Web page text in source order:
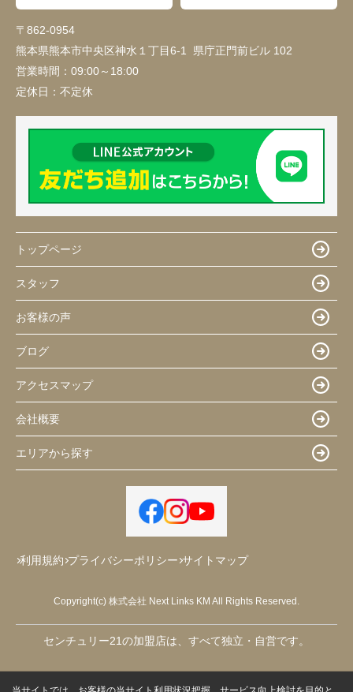
〒862-0954
熊本県熊本市中央区神水１丁目6-1 県庁正門前ビル 102
営業時間： 09:00～18:00
定休日： 不定休
トップページ
スタッフ
お客様の声
ブログ
アクセスマップ
会社概要
エリアから探す
利用規約 プライバシーポリシー サイトマップ
Copyright(c) 株式会社 Next Links KM All Rights Reserved.
センチュリー21の加盟店は、すべて独立・自営です。